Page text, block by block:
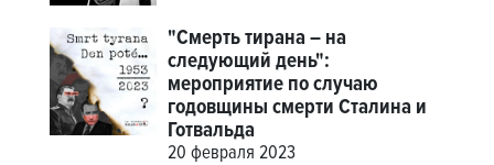
"Смерть тирана – на
следующий день":
мероприятие по случаю
годовщины смерти Сталина и
Готвальда
20 февраля 2023